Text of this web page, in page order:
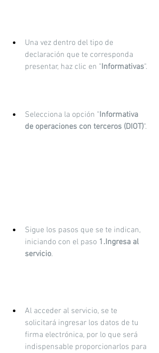
Una vez dentro del tipo de
declaración que te corresponda
presentar, haz clic en "Informativas".
Selecciona la opción "Informativa
de operaciones con terceros (DIOT)".
Sigue los pasos que se te indican,
iniciando con el paso 1.Ingresa al
servicio.
Al acceder al servicio, se te
solicitará ingresar los datos de tu
firma electrónica, por lo que será
indispensable proporcionarlos para